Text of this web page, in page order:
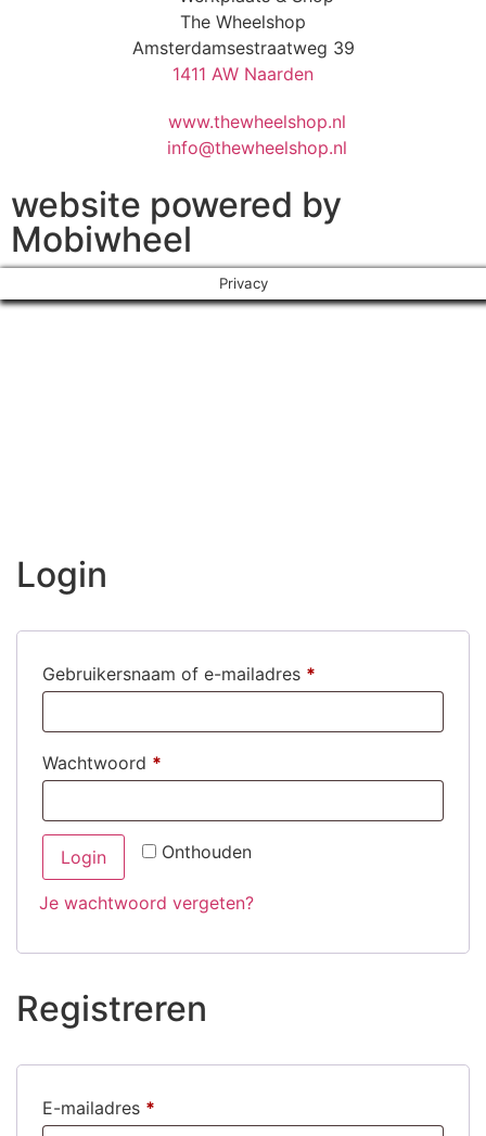
The Wheelshop
Amsterdamsestraatweg 39
1411 AW Naarden
www.thewheelshop.nl
info@thewheelshop.nl
website powered by
Mobiwheel
Privacy
Login
Gebruikersnaam of e-mailadres *
Wachtwoord *
Onthouden
Login
Je wachtwoord vergeten?
Registreren
E-mailadres *